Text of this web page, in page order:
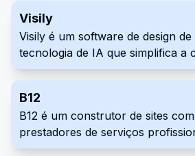
permitindo iterações e
CodeParrot ajuda a preencher a
design e implementação.
Visily
Visily é um software de design
tecnologia de IA que simplifica a
wireframes, protótipos e
componentes pré-construídos e
colaboração, sendo fácil de usar,
independentemente da
B12
B12 é um construtor de sites
prestadores de serviços
automatiza a criação de sites e